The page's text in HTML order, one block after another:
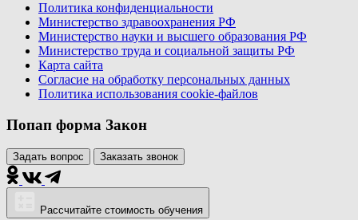
Политика конфиденциальности
Министерство здравоохранения РФ
Министерство науки и высшего образования РФ
Министерство труда и социальной защиты РФ
Карта сайта
Согласие на обработку персональных данных
Политика использования сookie-файлов
Попап форма Закон
Задать вопрос Заказать звонок
Рассчитайте стоимость обучения